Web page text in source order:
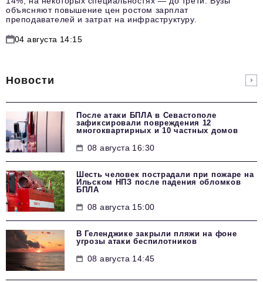
объясняют повышение цен ростом зарплат
преподавателей и затрат на инфраструктуру.
04 августа 14:15
Новости
После атаки БПЛА в Севастополе
зафиксировали повреждения 12
многоквартирных и 10 частных домов
08 августа 16:30
Шесть человек пострадали при пожаре на
Ильском НПЗ после падения обломков
БПЛА
08 августа 15:00
В Геленджике закрыли пляжи на фоне
угрозы атаки беспилотников
08 августа 14:45